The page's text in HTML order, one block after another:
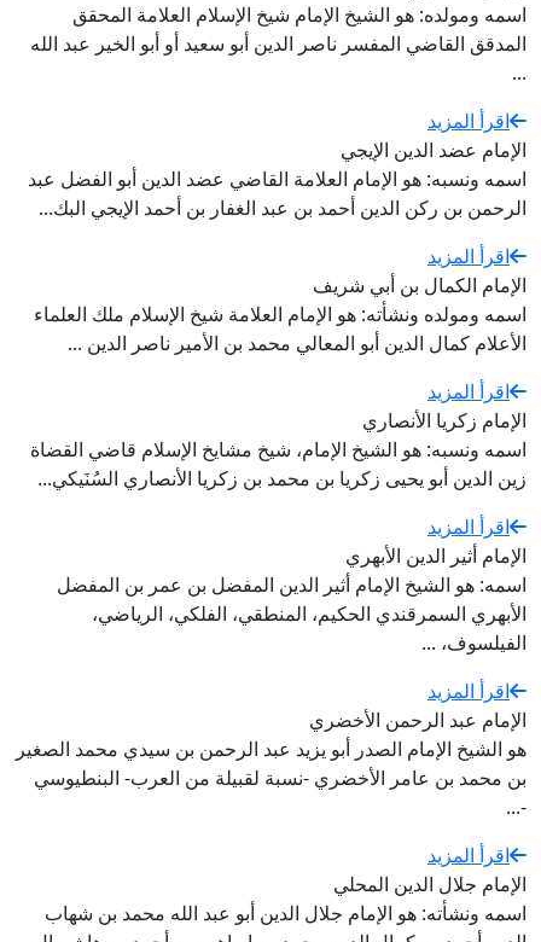
اسمه ومولده: هو الشيخ الإمام شيخ الإسلام العلامة المحقق
المدقق القاضي المفسر ناصر الدين أبو سعيد أو أبو الخير عبد الله
...
اقرأ المزيد
الإمام عضد الدين الإيجي
اسمه ونسبه: هو الإمام العلامة القاضي عضد الدين أبو الفضل عبد
الرحمن بن ركن الدين أحمد بن عبد الغفار بن أحمد الإيجي البك...
اقرأ المزيد
الإمام الكمال بن أبي شريف
اسمه ومولده ونشأته: هو الإمام العلامة شيخ الإسلام ملك العلماء
الأعلام كمال الدين أبو المعالي محمد بن الأمير ناصر الدين ...
اقرأ المزيد
الإمام زكريا الأنصاري
اسمه ونسبه: هو الشيخ الإمام، شيخ مشايخ الإسلام قاضي القضاة
زين الدين أبو يحيى زكريا بن محمد بن زكريا الأنصاري السُنَيكي...
اقرأ المزيد
الإمام أثير الدين الأبهري
اسمه: هو الشيخ الإمام أثير الدين المفضل بن عمر بن المفضل
الأبهري السمرقندي الحكيم، المنطقي، الفلكي، الرياضي،
الفيلسوف، ...
اقرأ المزيد
الإمام عبد الرحمن الأخضري
هو الشيخ الإمام الصدر أبو يزيد عبد الرحمن بن سيدي محمد الصغير
بن محمد بن عامر الأخضري -نسبة لقبيلة من العرب- البنطيوسي
-...
اقرأ المزيد
الإمام جلال الدين المحلي
اسمه ونشأته: هو الإمام جلال الدين أبو عبد الله محمد بن شهاب